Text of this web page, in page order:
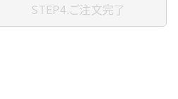
STEP4.ご注文完了